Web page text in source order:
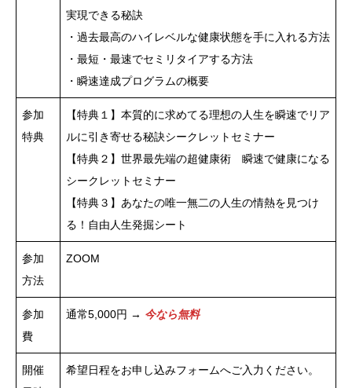
実現できる秘訣
・過去最高のハイレベルな健康状態を手に入れる方法
・最短・最速でセミリタイアする方法
・瞬速達成プログラムの概要
参加
特典
【特典１】本質的に求めてる理想の人生を瞬速でリア
ルに引き寄せる秘訣シークレットセミナー
【特典２】世界最先端の超健康術 瞬速で健康になる
シークレットセミナー
【特典３】あなたの唯一無二の人生の情熱を見つけ
る！自由人生発掘シート
参加
方法
ZOOM
参加
費
通常5,000円 → 今なら無料
開催
希望日程をお申し込みフォームへご入力ください。